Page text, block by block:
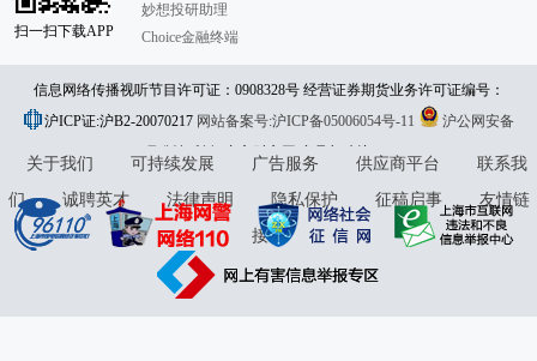
扫一扫下载APP
妙想投研助理
Choice金融终端
信息网络传播视听节目许可证：0908328号 经营证券期货业务许可证编号：
913101046312860336 违法和不良信息举报:021-61278686 举报邮箱：
jubao@eastmoney.com
沪ICP证:沪B2-20070217 网站备案号:沪ICP备05006054号-11
沪公网安备
31010402000120号版权所有:东方财富网意见与建议:4000300059/952500
关于我们 可持续发展 广告服务 供应商平台
联系我
们
诚聘英才 法律声明 隐私保护 征稿启事
友情链
接